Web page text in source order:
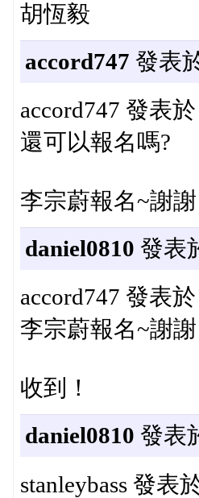
胡恆毅
accord747 發表
accord747 發表
還可以報名嗎?
李宗蔚報名~謝
daniel0810 發表
accord747 發表
李宗蔚報名~謝
收到！
daniel0810 發表
stanleybass 發表